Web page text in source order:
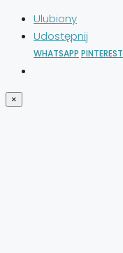
Ulubiony
Udostępnij
WHATSAPP PINTEREST
×